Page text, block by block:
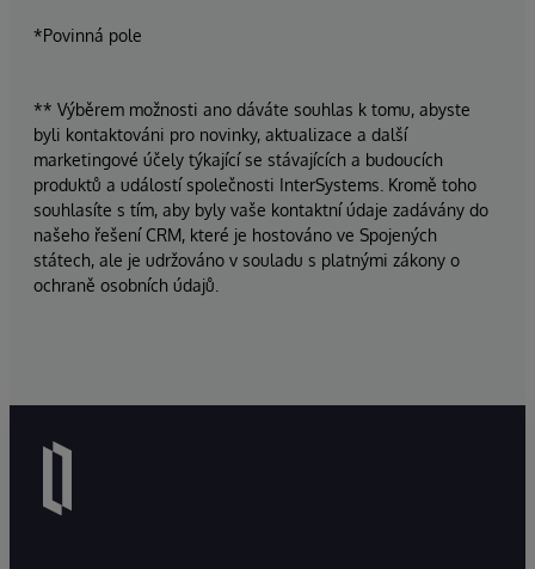
*Povinná pole
** Výběrem možnosti ano dáváte souhlas k tomu, abyste
byli kontaktováni pro novinky, aktualizace a další
marketingové účely týkající se stávajících a budoucích
produktů a událostí společnosti InterSystems. Kromě toho
souhlasíte s tím, aby byly vaše kontaktní údaje zadávány do
našeho řešení CRM, které je hostováno ve Spojených
státech, ale je udržováno v souladu s platnými zákony o
ochraně osobních údajů.